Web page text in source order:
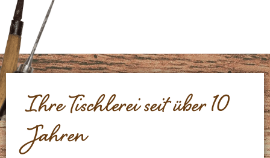
Ihre Tischlerei seit über 10
Jahren